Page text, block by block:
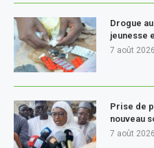
Drogue
jeunesse
7 août 2026
Prise de
nouveau
7 août 2026